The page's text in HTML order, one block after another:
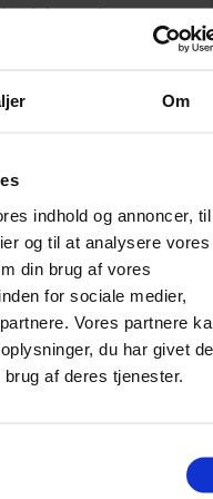
Om
indhold og annoncer,
og til at analysere vores
din brug af vores
for sociale medier,
Vores partnere
du har givet
af deres tjenester.
pleje med en
resulteret i en stor
indeholder en
marula- og
Den er skabt
som leave-in-
og stylingolie.
pleje
glans og
og triste hår. Den
beskytter mod